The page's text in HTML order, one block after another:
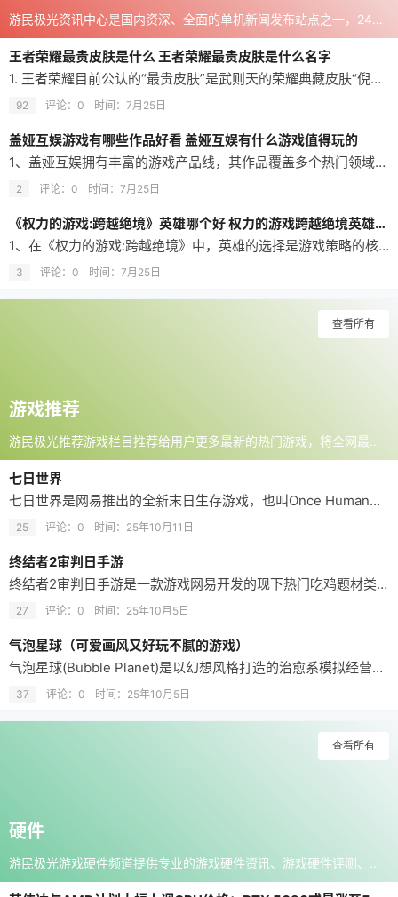
游民极光资讯中心是国内资深、全面的单机新闻发布站点之一，24小时报道国内、全球单机新闻以及各类游戏相关资讯！
王者荣耀最贵皮肤是什么 王者荣耀最贵皮肤是什么名字
1. 王者荣耀目前公认的“最贵皮肤”是武则天的荣耀典藏皮肤“倪克斯神谕”。这款皮肤之所以被称为最贵，是因为它无法通过直接充值购买，必须使用荣耀积分抽取荣耀典藏水晶来兑换。考虑到荣耀水晶的获取概率极低，绝大多数玩家往往需要抽满361次才能保底获得，按照原价计算，这一过程的消费金额高达两千元左右，使其稳坐价格榜首。 2. 除了荣耀典藏皮肤外，还有一种名义上的“最贵直售皮肤”，即仲夏夜之梦系列。这些皮肤…
92 评论：0 时间： 7月25日
盖娅互娱游戏有哪些作品好看 盖娅互娱有什么游戏值得玩的
1、盖娅互娱拥有丰富的游戏产品线，其作品覆盖多个热门领域。公司坚持研运一体化，在全球运营了15款游戏，产品类型包括动作卡牌、策略游戏（SLG）、角色扮演游戏（RPG）、大型多人在线游戏（MMO）等，能有效满足不同层次玩家的需求。 2、在IP改编与自研方面，盖娅互娱推出了多款知名作品。基于经典IP的游戏包括《仙剑奇侠传3D回合》、《轩辕剑之天之痕》、《甲铁城的卡巴内瑞》等。其自主研发或发行的产品也颇…
2 评论：0 时间： 7月25日
《权力的游戏:跨越绝境》英雄哪个好 权力的游戏跨越绝境英雄哪个好啊
1、在《权力的游戏:跨越绝境》中，英雄的选择是游戏策略的核心。游戏提供了丰富的英雄阵容，玩家可以收集不同版本的传奇角色，如琼恩·雪诺、丹妮莉丝·坦格利安、詹姆·兰尼斯特、梅丽珊卓以及巨人克星托蒙德等。每个英雄都拥有独特的技能和背景，玩家需要精通这些技能，才能在考验策略的PVP战斗中取得胜利。 2、判断一个英雄是否“好”，关键在于其技能与战斗定位的搭配。游戏采用战棋战斗系统，回合制战斗中需要玩家运用…
3 评论：0 时间： 7月25日
游戏推荐
游民极光推荐游戏栏目推荐给用户更多最新的热门游戏，将全网最热门的游戏资源推送给需要的玩家群体，打造国内一流的游戏资讯服务平台，服务于更多玩家和爱好者。
查看所有
七日世界
七日世界是网易推出的全新末日生存游戏，也叫Once Human。七日世界将玩家带入一个充满克苏鲁风格的末日世界。在七日世界里，玩家将面临各种怪物的威胁，生存挑战从未如此艰难。为了活下去，万家需要在恶劣的环境中找到资源、建设自己的家园，还要招募幸存者组成队伍，与邪恶势力和异位面生物展开激烈对抗。 七日世界手游怎么样 1、星尘污染让大部分土地变成荒野，充满致命生物，勘探人员要小心应对，提取可用材料才能…
25 评论：0 时间： 25年10月11日
终结者2审判日手游
终结者2审判日手游是一款游戏网易开发的现下热门吃鸡题材类竞技手游，游戏打造了真实的竞技环境，丰富的角色形象，校服萌妹、女装大佬等等，让手机的吃鸡战场充满无限趣味，更多精彩等你体验。 终结者2审判日手游特色： 1、热门吃鸡模式，3D震撼场景制作； 2、丰富角色选择，汉子萌妹一个不能少； 3、广袤地图，高清画质，如临其境的枪战体验。 终结者2审判日小编简评： 游戏以吃鸡为主题设计，超大地图背景设计，真…
27 评论：0 时间： 25年10月5日
气泡星球（可爱画风又好玩不腻的游戏）
气泡星球(Bubble Planet)是以幻想风格打造的治愈系模拟经营手游，带领玩家走进一个悬浮在天空中的梦幻岛屿世界。气泡星球下载玩家可以亲手经营一家特色小店，研发美食、接待客人，感受慢节奏的生活乐趣。气泡星球游戏画面温馨细腻，色彩柔和，营造出宁静而舒适的氛围，适合放松心情。气泡星球下载玩家还可以探索神秘区域，发现隐藏任务与特殊角色，体验充满童话色彩的冒险。 气泡星球游戏怎么玩 1、启动气泡星球…
37 评论：0 时间： 25年10月5日
硬件
游民极光游戏硬件频道提供专业的游戏硬件资讯、游戏硬件评测、游戏硬件导购，涵盖CPU、主板、显卡、硬盘、机箱、电源、游戏本、键盘、鼠标、耳机、音响、游戏周边、美女外拍、游戏视频等。
查看所有